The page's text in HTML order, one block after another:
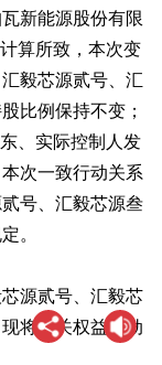
新能源股份有限
算所致，本次变
毅芯源贰号、汇
比例保持不变；
、实际控制人发
次一致行动关系
号、汇毅芯源叁
。
源贰号、汇毅芯
将有关权益变动